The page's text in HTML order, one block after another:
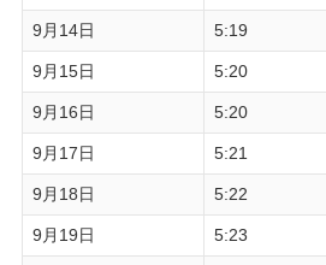
9月14日 5:19
9月15日 5:20
9月16日 5:20
9月17日 5:21
9月18日 5:22
9月19日 5:23